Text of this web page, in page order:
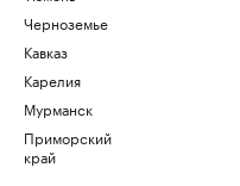
Черноземье
Кавказ
Карелия
Мурманск
Приморский
край